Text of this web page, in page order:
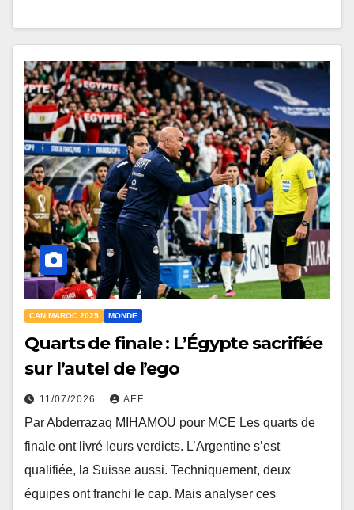
CAN MAROC 2025 MONDE
Quarts de finale : L’Égypte sacrifiée
sur l’autel de l’ego
11/07/2026 AEF
Par Abderrazaq MIHAMOU pour MCE Les quarts de
finale ont livré leurs verdicts. L’Argentine s’est
qualifiée, la Suisse aussi. Techniquement, deux
équipes ont franchi le cap. Mais analyser ces